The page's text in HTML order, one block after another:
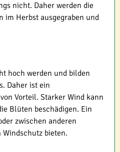
nicht. Daher werden die
im Herbst ausgegraben und
hoch werden und bilden
Daher ist ein
Vorteil. Starker Wind kann
Blüten beschädigen. Ein
zwischen anderen
bieten.